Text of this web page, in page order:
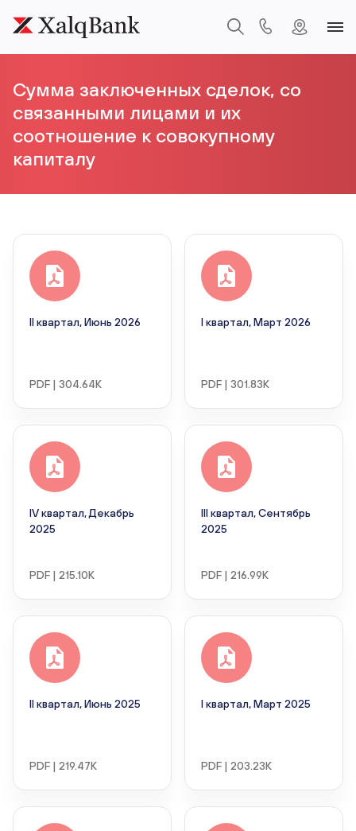
Сумма заключенных сделок, со
связанными лицами и их
соотношение к совокупному
капиталу
II квартал, Июнь 2026
PDF | 304.64K
I квартал, Март 2026
PDF | 301.83K
IV квартал, Декабрь
2025
PDF | 215.10K
III квартал, Сентябрь
2025
PDF | 216.99K
II квартал, Июнь 2025
PDF | 219.47K
I квартал, Март 2025
PDF | 203.23K